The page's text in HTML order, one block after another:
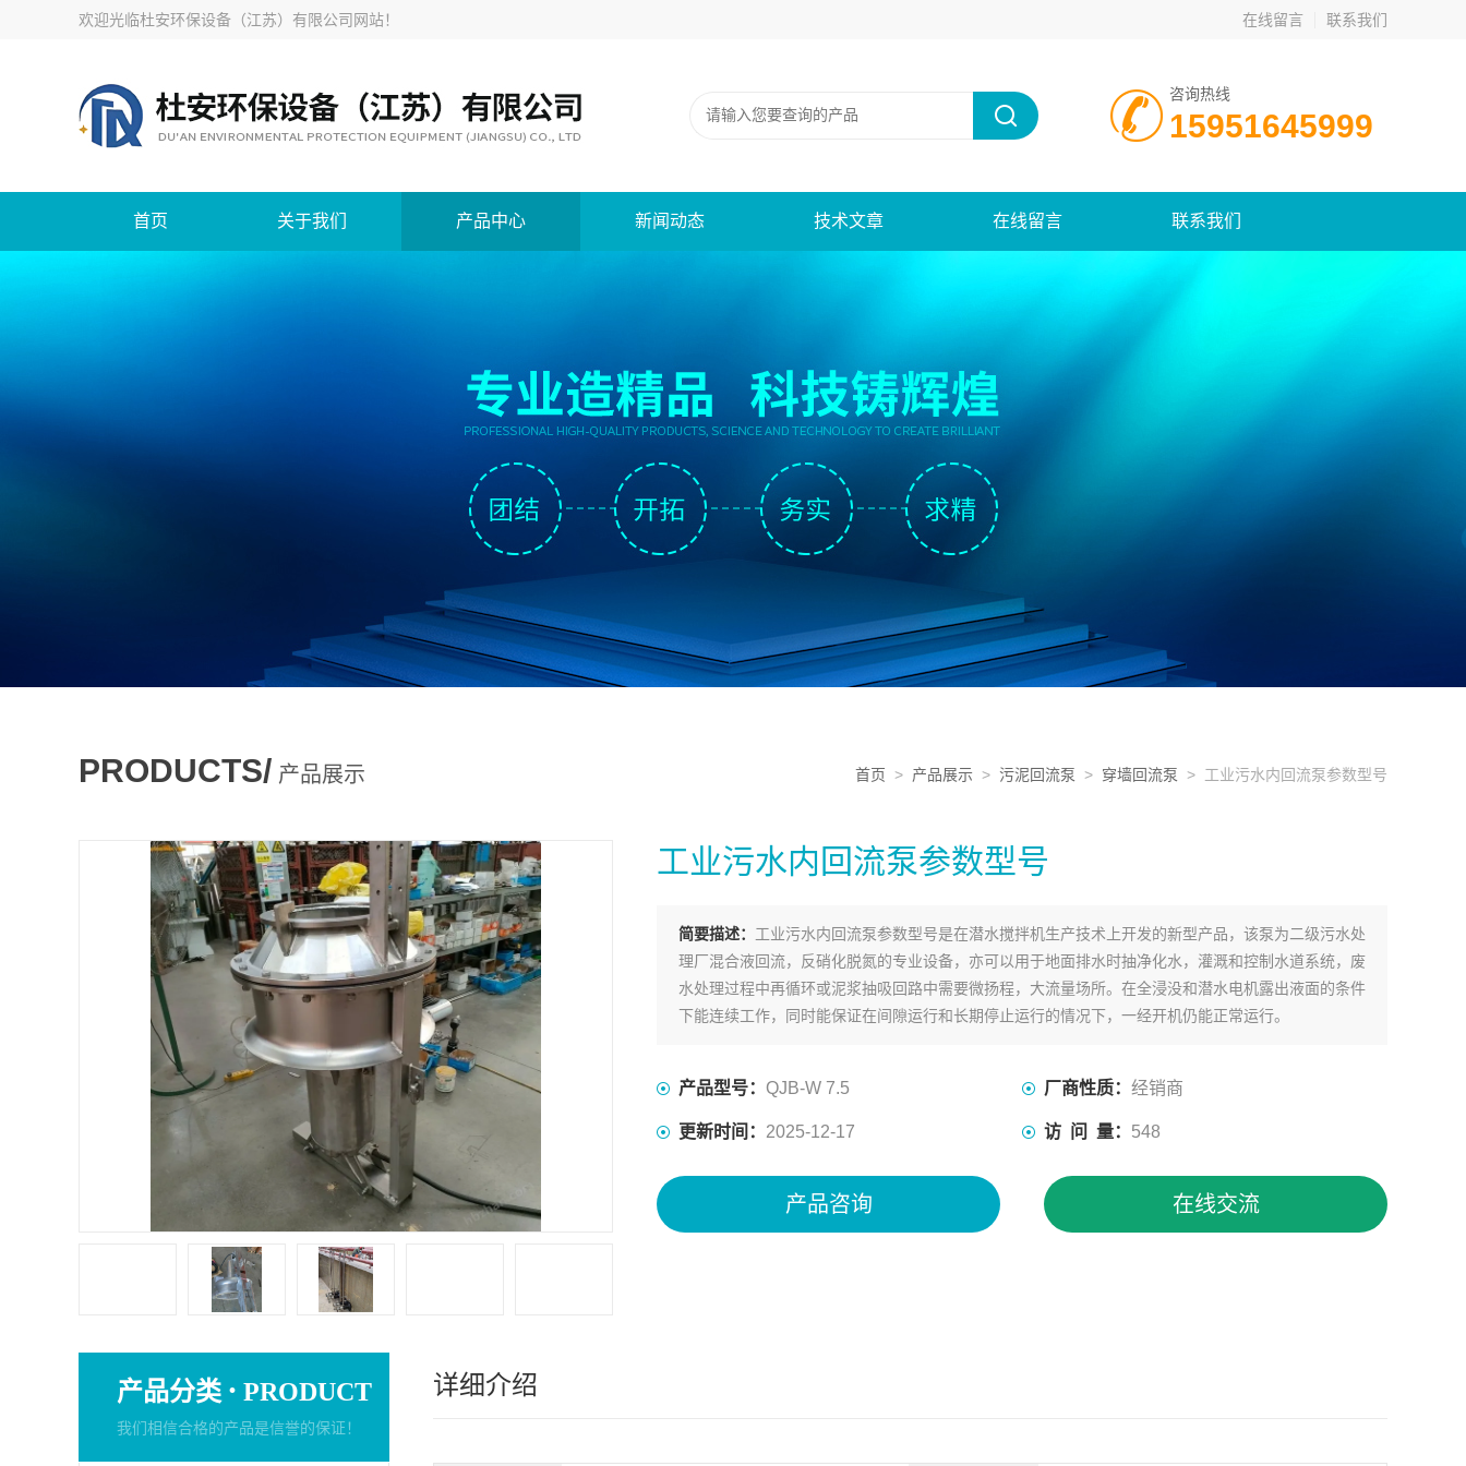
欢迎光临杜安环保设备（江苏）有限公司网站！ 在线留言 联系我们
咨询热线
15951645999
首页 关于我们 产品中心 新闻动态 技术文章 在线留言 联系我们
PRODUCTS/ 产品展示 首页 > 产品展示 > 污泥回流泵 > 穿墙回流泵 > 工业污水内回流泵参数型号
工业污水内回流泵参数型号
简要描述： 工业污水内回流泵参数型号是在潜水搅拌机生产技术上开发的新型产品，该泵为二级污水处
理厂混合液回流，反硝化脱氮的专业设备，亦可以用于地面排水时抽净化水，灌溉和控制水道系统，废
水处理过程中再循环或泥浆抽吸回路中需要微扬程，大流量场所。在全浸没和潜水电机露出液面的条件
下能连续工作，同时能保证在间隙运行和长期停止运行的情况下，一经开机仍能正常运行。
产品型号： QJB-W 7.5 厂商性质： 经销商
更新时间： 2025-12-17 访 问 量： 548
产品咨询 在线交流
产品分类 · PRODUCT
我们相信合格的产品是信誉的保证！
详细介绍